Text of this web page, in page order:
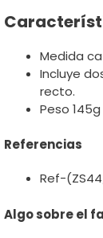
Medida
Incluye
recto.
Peso 145g
Referencias
Ref-
Algo sobre el